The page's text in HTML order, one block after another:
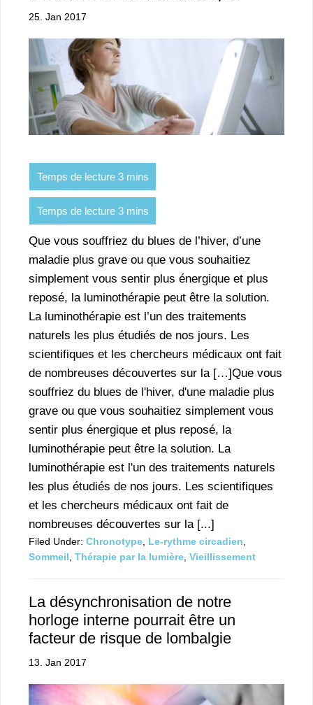
25. Jan 2017
Que vous souffriez du blues de l’hiver, d’une
maladie plus grave ou que vous souhaitiez
simplement vous sentir plus énergique et plus
reposé, la luminothérapie peut être la solution.
La luminothérapie est l’un des traitements
naturels les plus étudiés de nos jours. Les
scientifiques et les chercheurs médicaux ont fait
de nombreuses découvertes sur la […]Que vous
souffriez du blues de l'hiver, d'une maladie plus
grave ou que vous souhaitiez simplement vous
sentir plus énergique et plus reposé, la
luminothérapie peut être la solution. La
luminothérapie est l'un des traitements naturels
les plus étudiés de nos jours. Les scientifiques
et les chercheurs médicaux ont fait de
nombreuses découvertes sur la [...]
Filed Under: Chronotype, Le-rythme circadien,
Sommeil, Thérapie par la lumière, Vieillissement
La désynchronisation de notre
horloge interne pourrait être un
facteur de risque de lombalgie
13. Jan 2017